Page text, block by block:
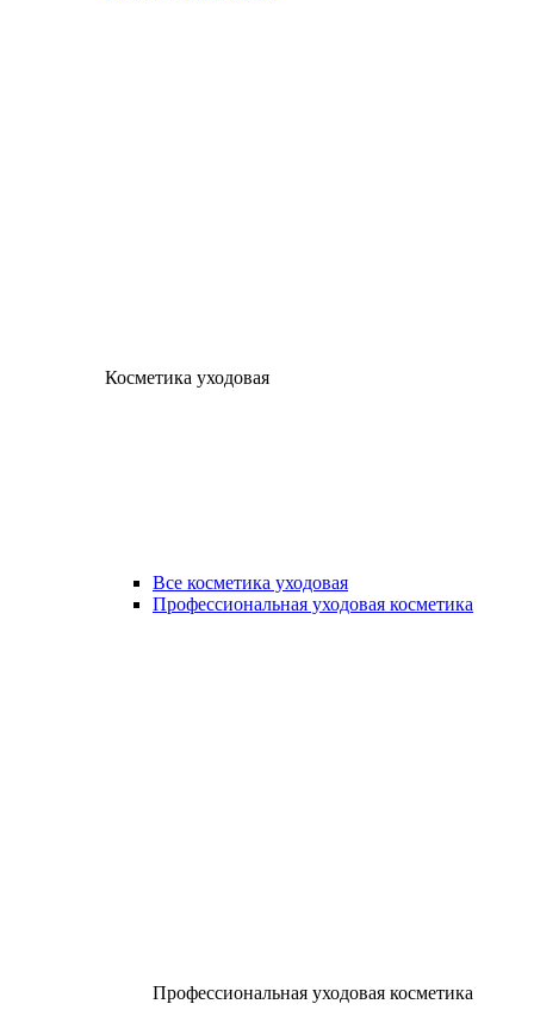
Косметика уходовая
Все косметика уходовая
Профессиональная уходовая косметика
Профессиональная уходовая косметика